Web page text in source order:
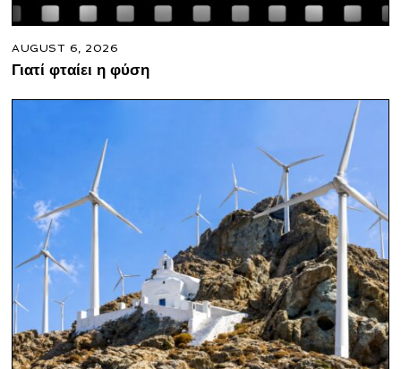
AUGUST 6, 2026
Γιατί φταίει η φύση